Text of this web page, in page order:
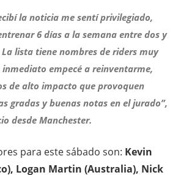
la noticia me sentí privilegiado,
6 días a la semana entre dos y
lista tiene nombres de riders muy
inmediato empecé a reinventarme,
de alto impacto que provoquen
gradas y buenas notas en el jurado”,
desde Manchester.
para este sábado son: Kevin
Logan Martin (Australia), Nick